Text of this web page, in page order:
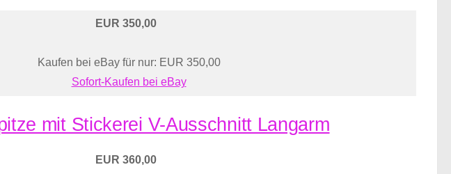
EUR 350,00
Kaufen bei eBay für nur: EUR 350,00
Sofort-Kaufen bei eBay
mit Stickerei V-Ausschnitt Langarm
EUR 360,00